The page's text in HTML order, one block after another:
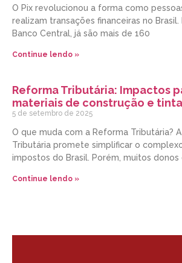
O Pix revolucionou a forma como
realizam transações financeiras no
Banco Central, já são mais de 160
Continue lendo »
Reforma Tributária: Impactos
materiais de construção e
5 de setembro de 2025
O que muda com a Reforma Tributária?
Tributária promete simplificar o
impostos do Brasil. Porém, muitos donos
Continue lendo »